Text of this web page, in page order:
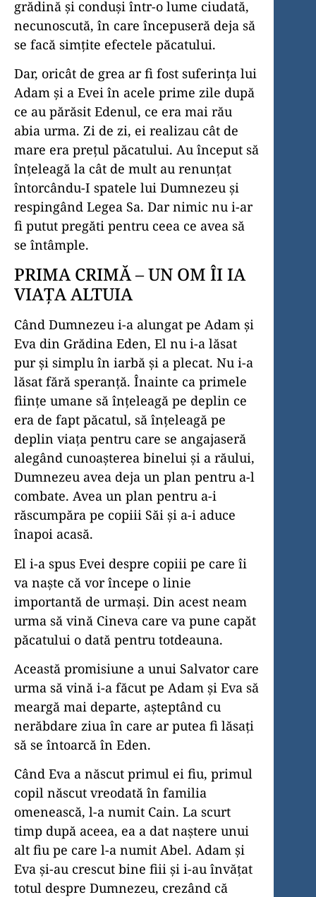
grădină și conduși într-o lume ciudată,
necunoscută, în care începuseră deja să
se facă simțite efectele păcatului.
Dar, oricât de grea ar fi fost suferința lui
Adam și a Evei în acele prime zile după
ce au părăsit Edenul, ce era mai rău
abia urma. Zi de zi, ei realizau cât de
mare era prețul păcatului. Au început să
înțeleagă la cât de mult au renunțat
întorcându-I spatele lui Dumnezeu și
respingând Legea Sa. Dar nimic nu i-ar
fi putut pregăti pentru ceea ce avea să
se întâmple.
PRIMA CRIMĂ – UN OM ÎI IA
VIAȚA ALTUIA
Când Dumnezeu i-a alungat pe Adam și
Eva din Grădina Eden, El nu i-a lăsat
pur și simplu în iarbă și a plecat. Nu i-a
lăsat fără speranță. Înainte ca primele
ființe umane să înțeleagă pe deplin ce
era de fapt păcatul, să înțeleagă pe
deplin viața pentru care se angajaseră
alegând cunoașterea binelui și a răului,
Dumnezeu avea deja un plan pentru a-l
combate. Avea un plan pentru a-i
răscumpăra pe copiii Săi și a-i aduce
înapoi acasă.
El i-a spus Evei despre copiii pe care îi
va naște că vor începe o linie
importantă de urmași. Din acest neam
urma să vină Cineva care va pune capăt
păcatului o dată pentru totdeauna.
Această promisiune a unui Salvator care
urma să vină i-a făcut pe Adam și Eva să
meargă mai departe, așteptând cu
nerăbdare ziua în care ar putea fi lăsați
să se întoarcă în Eden.
Când Eva a născut primul ei fiu, primul
copil născut vreodată în familia
omenească, l-a numit Cain. La scurt
timp după aceea, ea a dat naștere unui
alt fiu pe care l-a numit Abel. Adam și
Eva și-au crescut bine fiii și i-au învățat
totul despre Dumnezeu, crezând că